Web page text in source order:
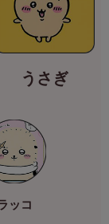
うさぎ
ッコ